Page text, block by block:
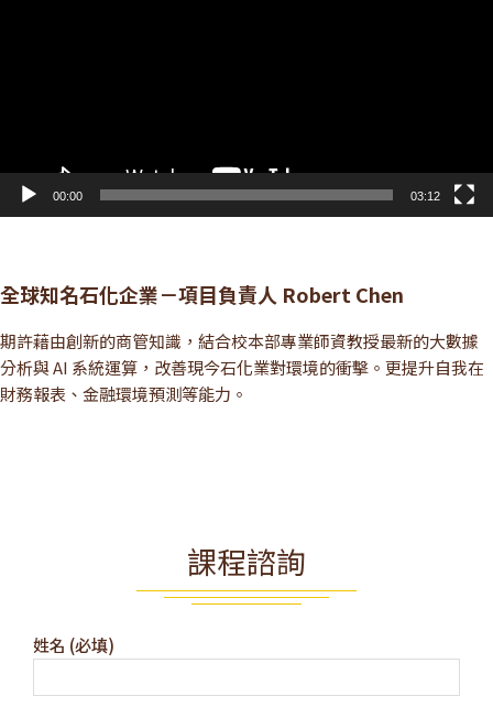
00:00 03:12
全球知名石化企業－項目負責人 Robert Chen
期許藉由創新的商管知識，結合校本部專業師資教授最新的大數據
分析與 AI 系統運算，改善現今石化業對環境的衝擊。更提升自我在
財務報表、金融環境預測等能力。
課程諮詢
姓名 (必填)